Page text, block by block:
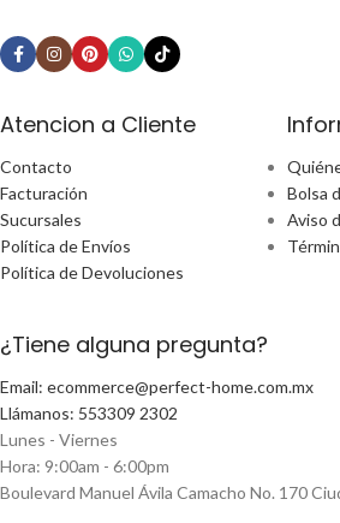
Atencion a Cliente
Contacto
Facturación
Sucursales
Política de Envíos
Política de Devoluciones
Bolsa
Aviso
¿Tiene alguna pregunta?
Email: ecommerce@perfect-home.com.mx
Llámanos: 553309 2302
Lunes - Viernes
Hora: 9:00am - 6:00pm
Boulevard Manuel Ávila Camacho No. 170